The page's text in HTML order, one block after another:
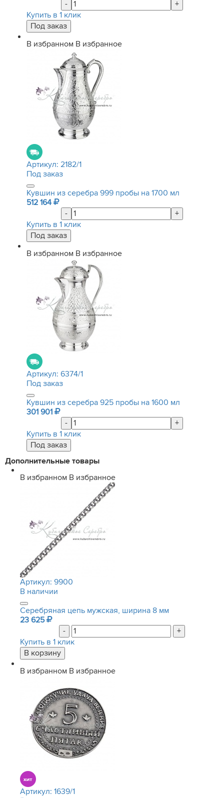
-
+
Купить в 1 клик
В избранном В избранное
Артикул: 2182/1
Под заказ
Кувшин из серебра 999 пробы на 1700 мл
512 164
-
+
Купить в 1 клик
В избранном В избранное
Артикул: 6374/1
Под заказ
Кувшин из серебра 925 пробы на 1600 мл
301 901
-
+
Купить в 1 клик
Дополнительные товары
В избранном В избранное
Артикул: 9900
В наличии
Серебряная цепь мужская, ширина 8 мм
23 625
-
+
Купить в 1 клик
В избранном В избранное
Артикул: 1639/1